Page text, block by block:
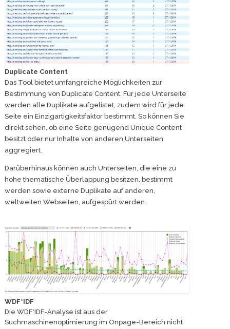
Duplicate Content
Das Tool bietet umfangreiche Möglichkeiten zur
Bestimmung von Duplicate Content. Für jede Unterseite
werden alle Duplikate aufgelistet, zudem wird für jede
Seite ein Einzigartigkeitsfaktor bestimmt. So können Sie
direkt sehen, ob eine Seite genügend Unique Content
besitzt oder nur Inhalte von anderen Unterseiten
aggregiert.
Darüberhinaus können auch Unterseiten, die eine zu
hohe thematische Überlappung besitzen, bestimmt
werden sowie externe Duplikate auf anderen,
weltweiten Webseiten, aufgespürt werden.
WDF*IDF
Die WDF*IDF-Analyse ist aus der
Suchmaschinenoptimierung im Onpage-Bereich nicht